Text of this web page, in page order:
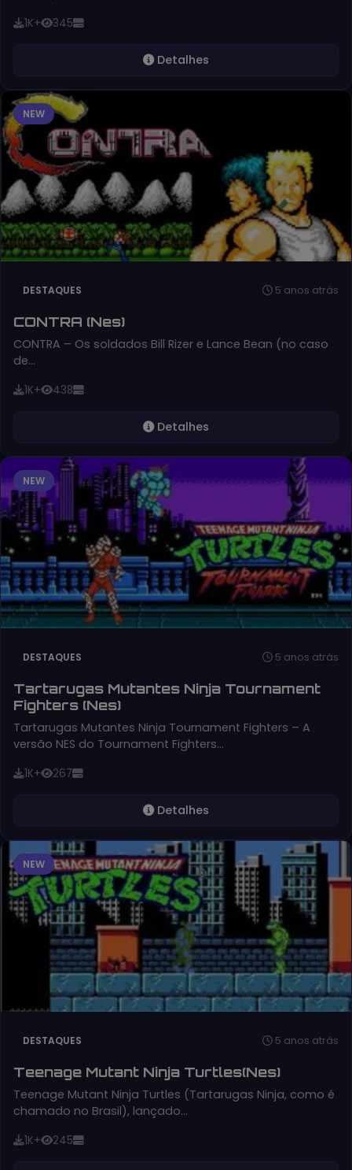
1K+ 345
Detalhes
NEW
DESTAQUES 5 anos atrás
CONTRA (Nes)
CONTRA – Os soldados Bill Rizer e Lance Bean (no caso
de…
1K+ 438
Detalhes
NEW
DESTAQUES 5 anos atrás
Tartarugas Mutantes Ninja Tournament
Fighters (Nes)
Tartarugas Mutantes Ninja Tournament Fighters – A
versão NES do Tournament Fighters…
1K+ 267
Detalhes
NEW
DESTAQUES 5 anos atrás
Teenage Mutant Ninja Turtles(Nes)
Teenage Mutant Ninja Turtles (Tartarugas Ninja, como é
chamado no Brasil), lançado…
1K+ 245